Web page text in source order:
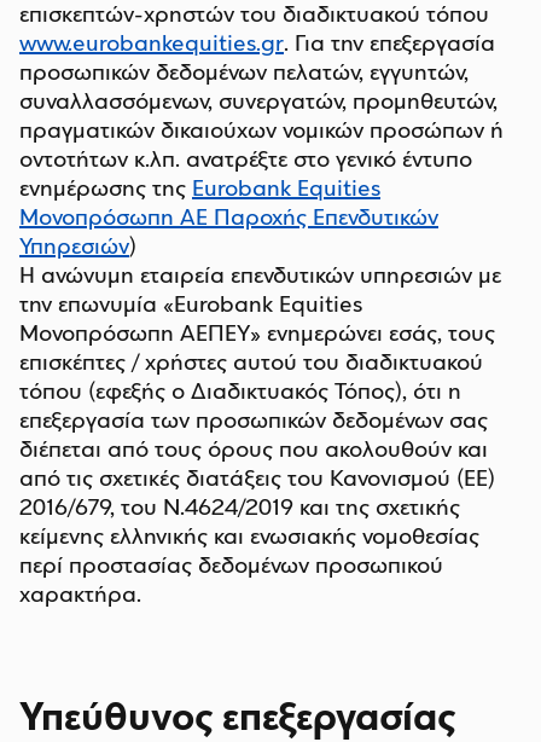
επισκεπτών-χρηστών του διαδικτυακού τόπου
www.eurobankequities.gr. Για την επεξεργασία
προσωπικών δεδομένων πελατών, εγγυητών,
συναλλασσόμενων, συνεργατών, προμηθευτών,
πραγματικών δικαιούχων νομικών προσώπων ή
οντοτήτων κ.λπ. ανατρέξτε στο γενικό έντυπο
ενημέρωσης της Eurobank Equities
Μονοπρόσωπη ΑΕ Παροχής Επενδυτικών
Υπηρεσιών)
Η ανώνυμη εταιρεία επενδυτικών υπηρεσιών με
την επωνυμία «Eurobank Equities
Μονοπρόσωπη ΑΕΠΕΥ» ενημερώνει εσάς, τους
επισκέπτες / χρήστες αυτού του διαδικτυακού
τόπου (εφεξής ο Διαδικτυακός Τόπος), ότι η
επεξεργασία των προσωπικών δεδομένων σας
διέπεται από τους όρους που ακολουθούν και
από τις σχετικές διατάξεις του Κανονισμού (ΕΕ)
2016/679, του Ν.4624/2019 και της σχετικής
κείμενης ελληνικής και ενωσιακής νομοθεσίας
περί προστασίας δεδομένων προσωπικού
χαρακτήρα.
Υπεύθυνος επεξεργασίας